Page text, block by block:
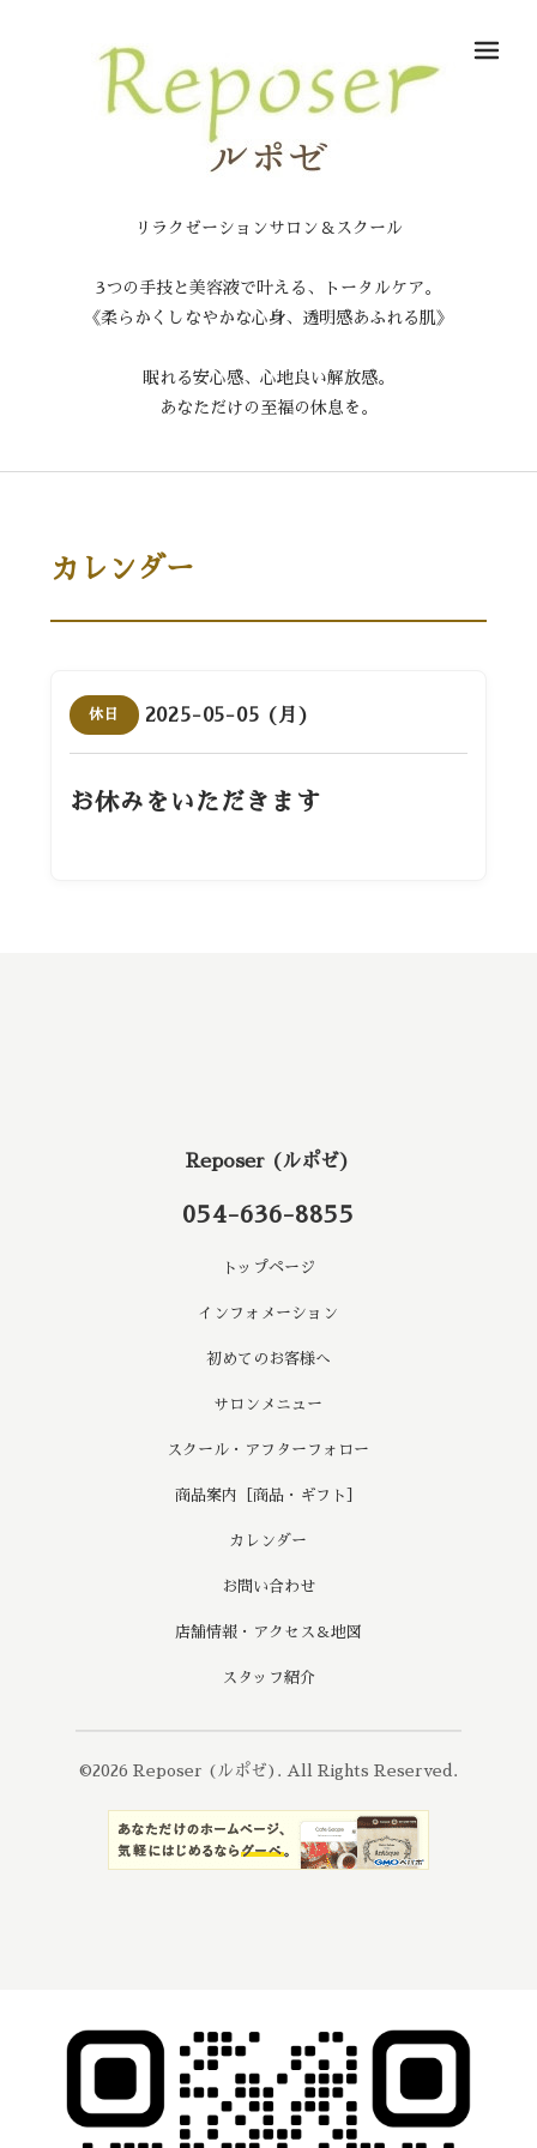
リラクゼーションサロン＆スクール
3つの手技と美容液で叶える、トータルケア。
《柔らかくしなやかな心身、透明感あふれる肌》
眠れる安心感、心地良い解放感。
あなただけの至福の休息を。
カレンダー
休日 2025-05-05 (月)
お休みをいただきます
Reposer (ルポゼ)
054-636-8855
トップページ
インフォメーション
初めてのお客様へ
サロンメニュー
スクール・アフターフォロー
商品案内［商品・ギフト］
カレンダー
お問い合わせ
店舗情報・アクセス＆地図
スタッフ紹介
©2026 Reposer (ルポゼ) . All Rights Reserved.